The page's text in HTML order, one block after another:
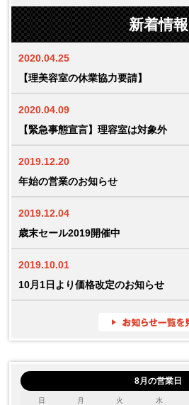
新着情報
【理美容室の休業協力要請】
2020.04.25
【緊急事態宣言】理容室は対象外
2020.04.09
年始の営業のお知らせ
2019.12.20
歳末セール2019開催中
2019.12.04
10月1日より価格改定のお知らせ
2019.10.01
8月の営業日
日 月 火 水